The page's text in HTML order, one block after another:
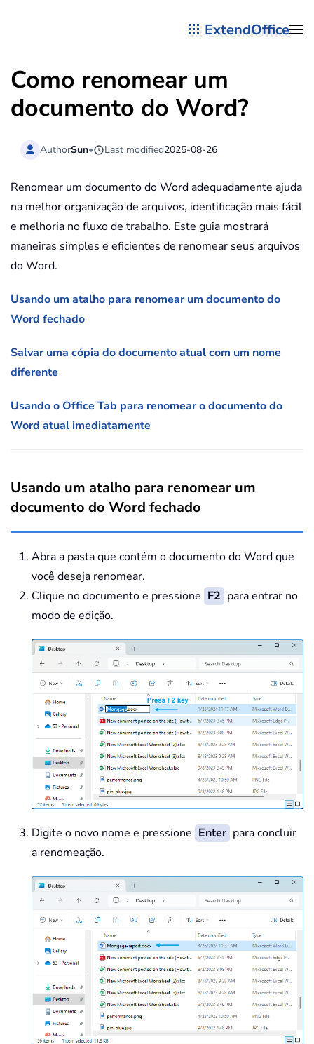
ExtendOffice
Como renomear um
documento do Word?
AuthorSun• Last modified2025-08-26
Renomear um documento do Word adequadamente ajuda
na melhor organização de arquivos, identificação mais fácil
e melhoria no fluxo de trabalho. Este guia mostrará
maneiras simples e eficientes de renomear seus arquivos
do Word.
Usando um atalho para renomear um documento do
Word fechado
Salvar uma cópia do documento atual com um nome
diferente
Usando o Office Tab para renomear o documento do
Word atual imediatamente
Usando um atalho para renomear um
documento do Word fechado
Abra a pasta que contém o documento do Word que
você deseja renomear.
Clique no documento e pressione F2 para entrar no
modo de edição.
Digite o novo nome e pressione Enter para concluir
a renomeação.